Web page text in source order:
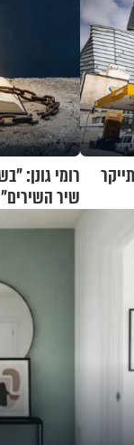
רומי גונן:
שיר השירים"